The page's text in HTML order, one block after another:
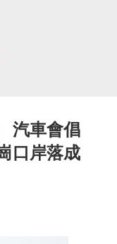
汽車會倡
口岸落成